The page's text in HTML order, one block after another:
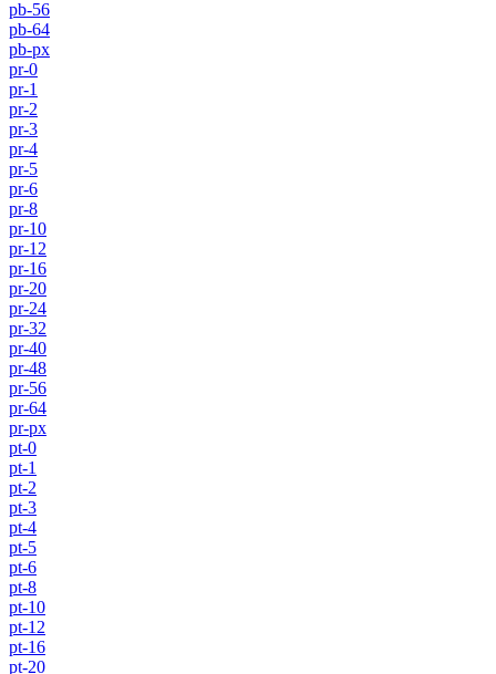
pb-56
pb-64
pb-px
pr-0
pr-1
pr-2
pr-3
pr-4
pr-5
pr-6
pr-8
pr-10
pr-12
pr-16
pr-20
pr-24
pr-32
pr-40
pr-48
pr-56
pr-64
pr-px
pt-0
pt-1
pt-2
pt-3
pt-4
pt-5
pt-6
pt-8
pt-10
pt-12
pt-16
pt-20